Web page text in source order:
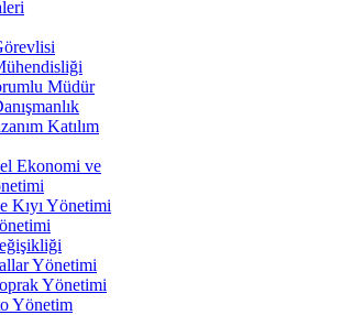
Müdür
Katılım
Ekonomi ve
Kıyı Yönetimi
Yönetimi
Yönetimi
Yönetim